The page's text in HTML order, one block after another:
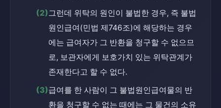
(2)그런데 위탁의 원인이 불법한 경우, 즉 불법
원인급여(민법 제746조)에 해당하는 경우
에는 급여자가 그 반환을 청구할 수 없으므
로, 보관자에게 보호가치 있는 위탁관계가
존재한다고 할 수 없다.
(3)급여를 한 사람이 그 불법원인급여물의 반
환을 청구할 수 없는 때에는 그 물건의 소유